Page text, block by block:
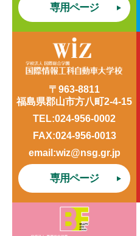
専用ページ
〒963-8811
福島県郡山市方八町2-4-15
TEL:024-956-0002
FAX:024-956-0013
email:wiz@nsg.gr.jp
専用ページ